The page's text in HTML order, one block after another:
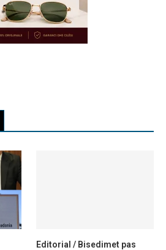
Editorial / Bisedimet pas